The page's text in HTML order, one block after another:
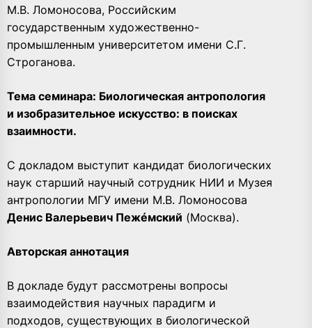
М.В. Ломоносова, Российским
государственным художественно-
промышленным университетом имени С.Г.
Строганова.
Тема семинара: Биологическая антропология
и изобразительное искусство: в поисках
взаимности.
С докладом выступит кандидат биологических
наук старший научный сотрудник НИИ и Музея
антропологии МГУ имени М.В. Ломоносова
Денис Валерьевич Пежéмский (Москва).
Авторская аннотация
В докладе будут рассмотрены вопросы
взаимодействия научных парадигм и
подходов, существующих в биологической